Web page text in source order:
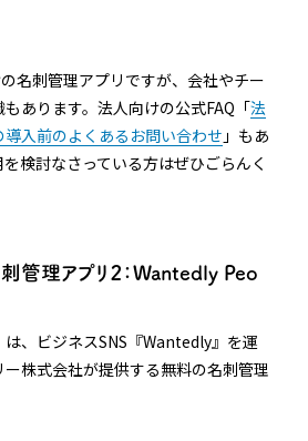
名刺管理アプリですが、会社やチー
あります。法人向けの公式FAQ「法
入前のよくあるお問い合わせ 」もあ
検討なさっている方はぜひごらんく
管理アプリ２：Wantedly Peo
は、ビジネスSNS『Wantedly』を運
株式会社が提供する無料の名刺管理